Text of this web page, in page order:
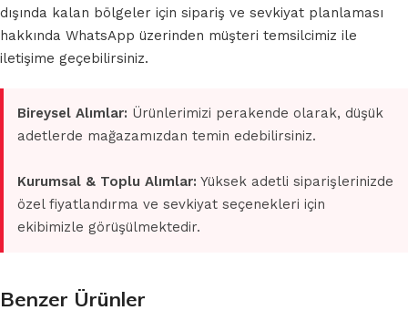
dışında kalan bölgeler için sipariş ve sevkiyat planlaması
hakkında WhatsApp üzerinden müşteri temsilcimiz ile
iletişime geçebilirsiniz.
Bireysel Alımlar: Ürünlerimizi perakende olarak, düşük
adetlerde mağazamızdan temin edebilirsiniz.
Kurumsal & Toplu Alımlar: Yüksek adetli siparişlerinizde
özel fiyatlandırma ve sevkiyat seçenekleri için
ekibimizle görüşülmektedir.
Benzer Ürünler